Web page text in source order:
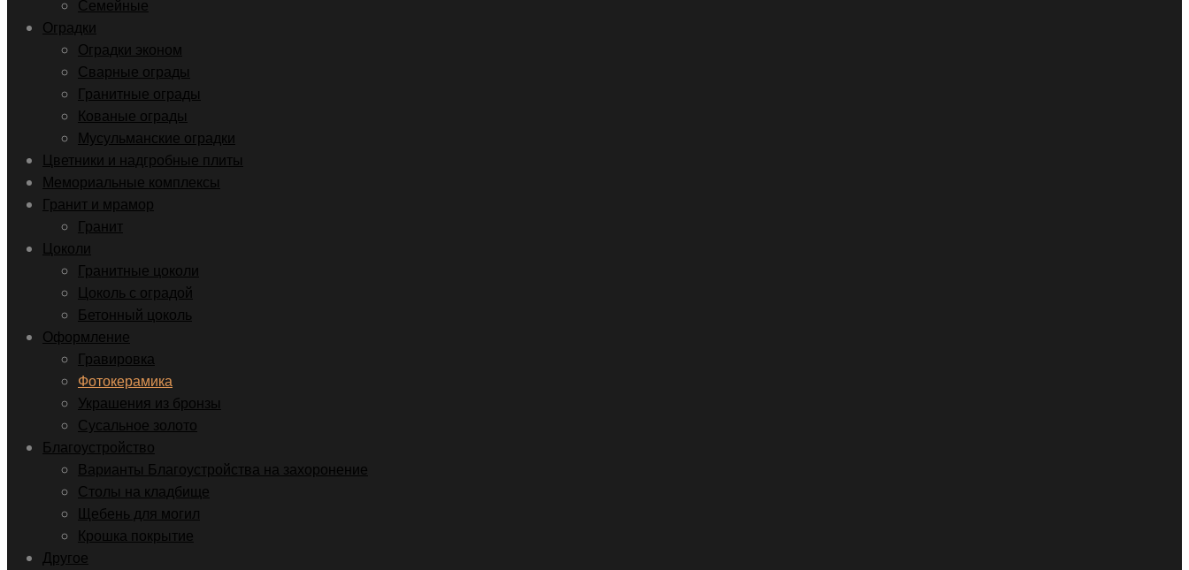
Семейные
Оградки
Оградки эконом
Сварные ограды
Гранитные ограды
Кованые ограды
Мусульманские оградки
Цветники и надгробные плиты
Мемориальные комплексы
Гранит и мрамор
Гранит
Цоколи
Гранитные цоколи
Цоколь с оградой
Бетонный цоколь
Оформление
Гравировка
Фотокерамика
Украшения из бронзы
Сусальное золото
Благоустройство
Варианты Благоустройства на захоронение
Столы на кладбище
Щебень для могил
Крошка покрытие
Другое